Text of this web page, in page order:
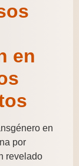
en
en
por
revelado